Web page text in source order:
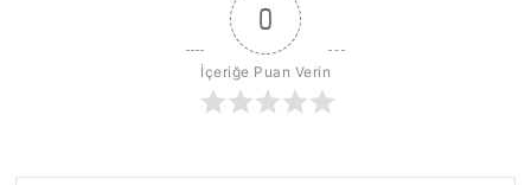
0
İçeriğe Puan Verin